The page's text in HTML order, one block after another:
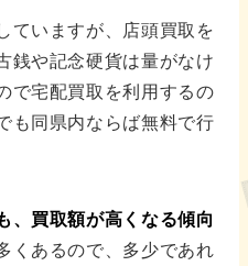
ていますが、店頭買取を
銭や記念硬貨は量がなけ
で宅配買取を利用するの
も同県内ならば無料で行
、買取額が高くなる傾向
くあるので、多少であれ